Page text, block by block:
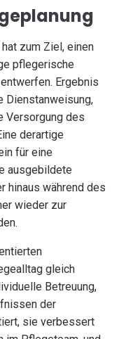
zum Ziel, einen
pflegerische
Ergebnis
Dienstanweisung,
Versorgung des
derartige
für eine
ausgebildete
hinaus während des
wieder zur
gleich
Betreuung,
der
sie verbessert